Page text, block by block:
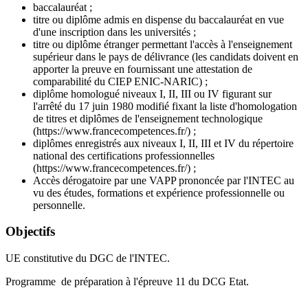
baccalauréat ;
titre ou diplôme admis en dispense du baccalauréat en vue
d'une inscription dans les universités ;
titre ou diplôme étranger permettant l'accès à l'enseignement
supérieur dans le pays de délivrance (les candidats doivent en
apporter la preuve en fournissant une attestation de
comparabilité du CIEP ENIC-NARIC) ;
diplôme homologué niveaux I, II, III ou IV figurant sur
l'arrêté du 17 juin 1980 modifié fixant la liste d'homologation
de titres et diplômes de l'enseignement technologique
(https://www.francecompetences.fr/) ;
diplômes enregistrés aux niveaux I, II, III et IV du répertoire
national des certifications professionnelles
(https://www.francecompetences.fr/) ;
Accès dérogatoire par une VAPP prononcée par l'INTEC au
vu des études, formations et expérience professionnelle ou
personnelle.
Objectifs
UE constitutive du DGC de l'INTEC.
Programme de préparation à l'épreuve 11 du DCG Etat.